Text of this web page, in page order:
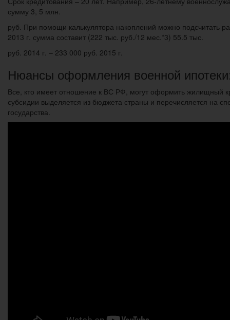
сумму 3, 5 млн.
руб. При помощи калькулятора накоплений можно подсчитать
2013 г. сумма составит (222 тыс. руб./12 мес.*3) 55.5 тыс.
руб. 2014 г. – 233 000 руб. 2015 г.
Нюансы оформления военной
Все, кто имеет отношение к ВС РФ, могут оформить жилищный
субсидии выделяется из бюджета страны и перечисляется на
государства.